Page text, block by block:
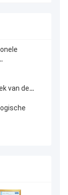
van de